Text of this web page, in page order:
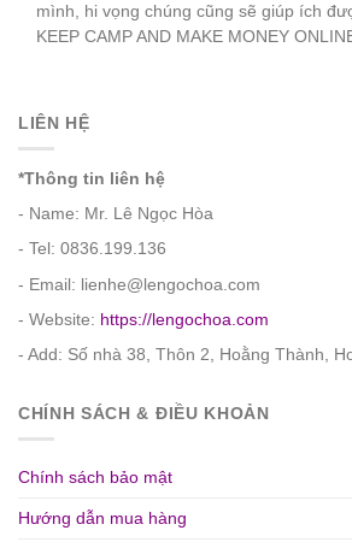
mình, hi vọng chúng cũng sẽ giúp ích
KEEP CAMP AND MAKE MONEY
LIÊN HỆ
*Thông tin liên hệ
- Name: Mr. Lê Ngọc Hòa
- Tel: 0836.199.136
- Email: lienhe@lengochoa.com
- Website: https://lengochoa.com
- Add: Số nhà 38, Thôn 2, Hoằng Thành,
CHÍNH SÁCH & ĐIỀU KHOẢN
Chính sách bảo mật
Hướng dẫn mua hàng